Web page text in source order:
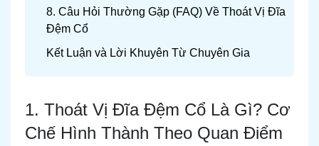
8. Câu Hỏi Thường Gặp (FAQ) Về Thoát Vị Đĩa
Đệm Cổ
Kết Luận và Lời Khuyên Từ Chuyên Gia
1. Thoát Vị Đĩa Đệm Cổ Là Gì? Cơ
Chế Hình Thành Theo Quan Điểm